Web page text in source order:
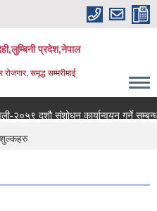
प्रदेश,नेपाल
समृद्ध सम्मरीमाई
२०५९ दशौ संशोधन कार्यान्वयन गर्ने सम्बन्धमा